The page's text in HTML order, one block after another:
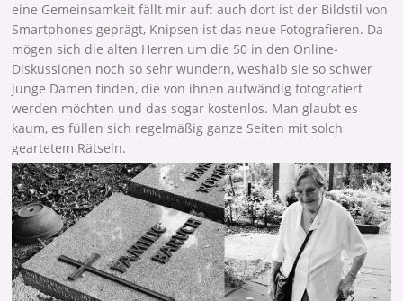
eine Gemeinsamkeit fällt mir auf: auch dort ist der Bildstil von
Smartphones geprägt, Knipsen ist das neue Fotografieren. Da
mögen sich die alten Herren um die 50 in den Online-
Diskussionen noch so sehr wundern, weshalb sie so schwer
junge Damen finden, die von ihnen aufwändig fotografiert
werden möchten und das sogar kostenlos. Man glaubt es
kaum, es füllen sich regelmäßig ganze Seiten mit solch
geartetem Rätseln.